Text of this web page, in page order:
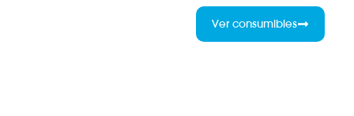
Ver consumibles